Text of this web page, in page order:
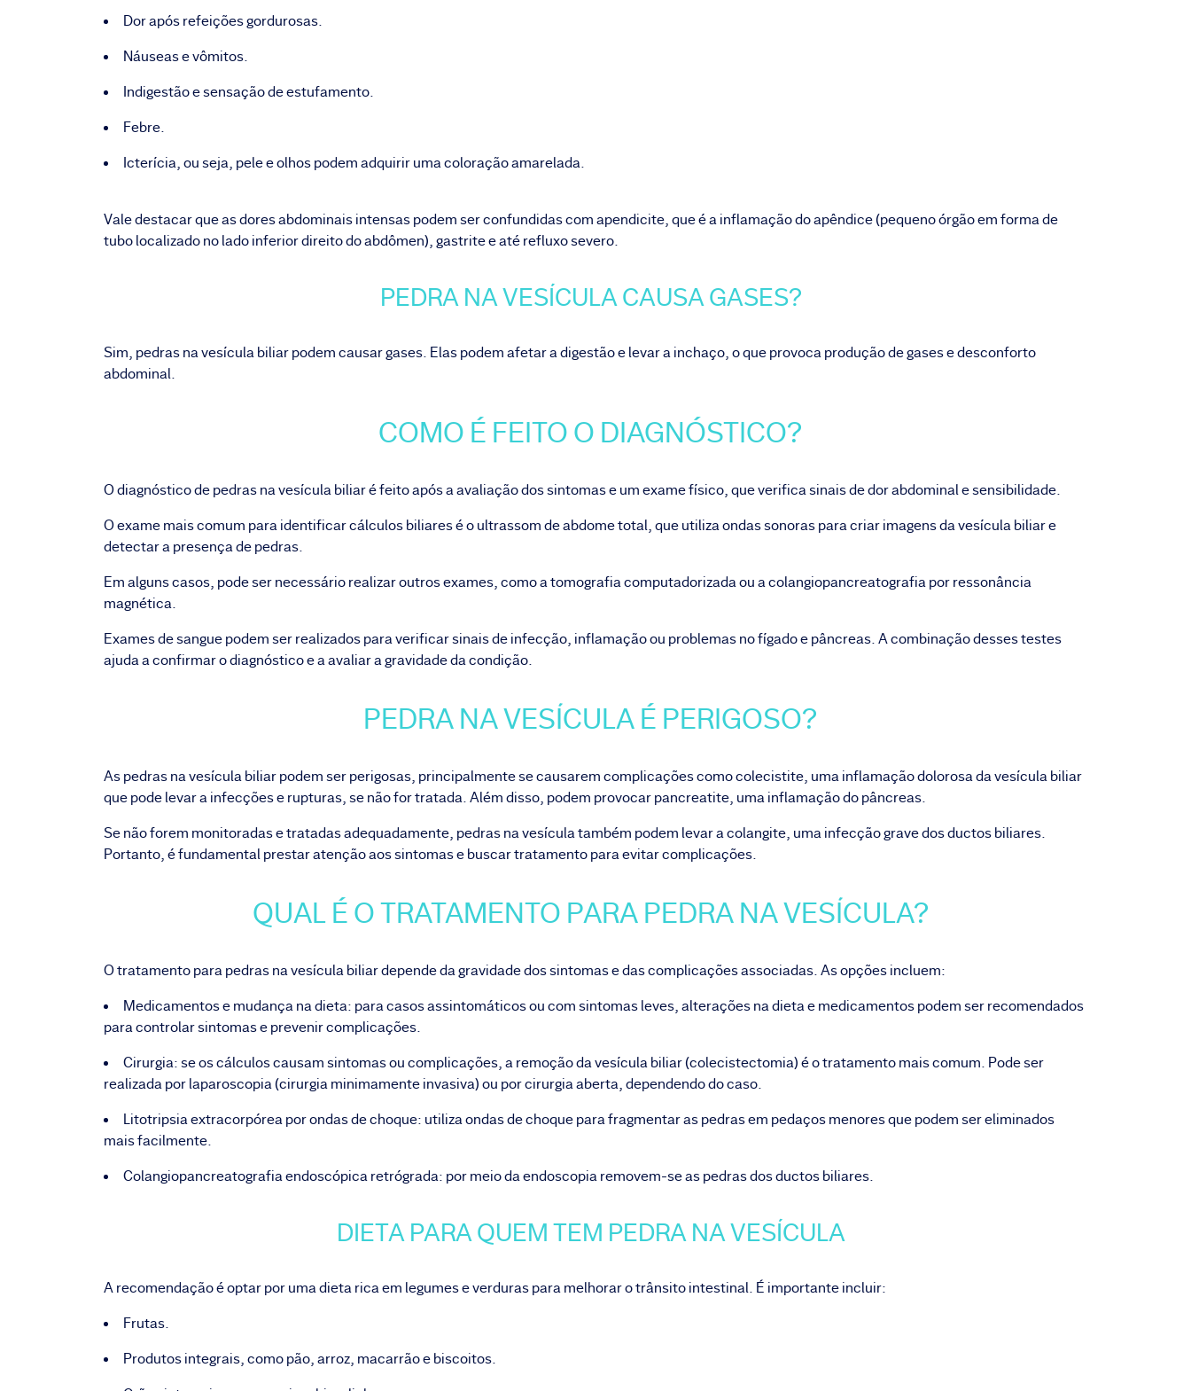
Dor após refeições gordurosas.
Náuseas e vômitos.
Indigestão e sensação de estufamento.
Febre.
Icterícia, ou seja, pele e olhos podem adquirir uma coloração amarelada.
Vale destacar que as dores abdominais intensas podem ser confundidas comapendicite, que é a inflamação do apêndice (pequeno órgão em forma de
tubo localizado no lado inferior direito do abdômen), gastrite e até refluxo severo.
PEDRA NA VESÍCULA CAUSA GASES?
Sim, pedras na vesícula biliar podem causar gases. Elas podem afetar a digestão e levar a inchaço, o que provoca produção de gases e desconforto
abdominal.
COMO É FEITO O DIAGNÓSTICO?
O diagnóstico de pedras na vesícula biliar é feito após a avaliação dos sintomas e um exame físico, que verifica sinais de dor abdominal e sensibilidade.
O exame mais comum para identificar cálculos biliares é oultrassom de abdome total, que utiliza ondas sonoras para criar imagens da vesícula biliar e
detectar a presença de pedras.
Em alguns casos, pode ser necessário realizar outros exames, como a tomografia computadorizada ou a colangiopancreatografia por ressonância
magnética.
Exames de sangue podem ser realizados para verificar sinais de infecção, inflamação ou problemas no fígado e pâncreas. A combinação desses testes
ajuda a confirmar o diagnóstico e a avaliar a gravidade da condição.
PEDRA NA VESÍCULA É PERIGOSO?
As pedras na vesícula biliar podem ser perigosas, principalmente se causarem complicações como colecistite, uma inflamação dolorosa da vesícula biliar
que pode levar a infecções e rupturas, se não for tratada. Além disso, podem provocarpancreatite, uma inflamação do pâncreas.
Se não forem monitoradas e tratadas adequadamente, pedras na vesícula também podem levar a colangite, uma infecção grave dos ductos biliares.
Portanto, é fundamental prestar atenção aos sintomas e buscar tratamento para evitar complicações.
QUAL É O TRATAMENTO PARA PEDRA NA VESÍCULA?
O tratamento para pedras na vesícula biliar depende da gravidade dos sintomas e das complicações associadas. As opções incluem:
Medicamentos e mudança na dieta: para casos assintomáticos ou com sintomas leves, alterações na dieta e medicamentos podem ser recomendados
para controlar sintomas e prevenir complicações.
Cirurgia: se os cálculos causam sintomas ou complicações, a remoção da vesícula biliar (colecistectomia) é o tratamento mais comum. Pode ser
realizada por laparoscopia (cirurgia minimamente invasiva) ou por cirurgia aberta, dependendo do caso.
Litotripsia extracorpórea por ondas de choque: utiliza ondas de choque para fragmentar as pedras em pedaços menores que podem ser eliminados
mais facilmente.
Colangiopancreatografia endoscópica retrógrada: por meio da endoscopia removem-se as pedras dos ductos biliares.
DIETA PARA QUEM TEM PEDRA NA VESÍCULA
A recomendação é optar por uma dieta rica em legumes e verduras para melhorar o trânsito intestinal. É importante incluir:
Frutas.
Produtos integrais, como pão, arroz, macarrão e biscoitos.